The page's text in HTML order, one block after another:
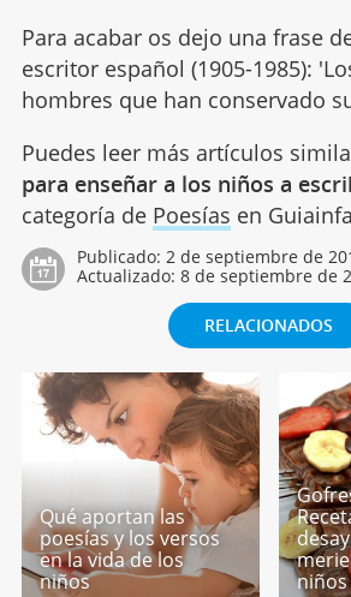
Para acabar os dejo una frase
escritor español (1905-1985):
hombres que han conservado
Puedes leer más artículos
para enseñar a los niños a
categoría de Poesías en
Publicado: 2 de septiembre de
Actualizado: 8 de septiembre de
RELACIONADOS
Qué aportan las
poesías y los versos
en la vida de los
niños
niños